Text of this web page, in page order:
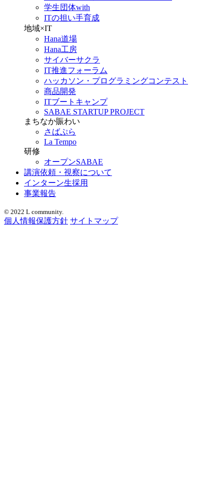
学生団体with
ITの担い手育成
地域×IT
Hana道場
Hana工房
サイバーサクラ
IT推進フォーラム
ハッカソン・プログラミングコンテスト
商品開発
ITブートキャンプ
SABAE STARTUP PROJECT
まちなか賑わい
さばぷら
La Tempo
研修
オープンSABAE
講演依頼・視察について
インターン生採用
事業報告
© 2022 L community.
個人情報保護方針 サイトマップ